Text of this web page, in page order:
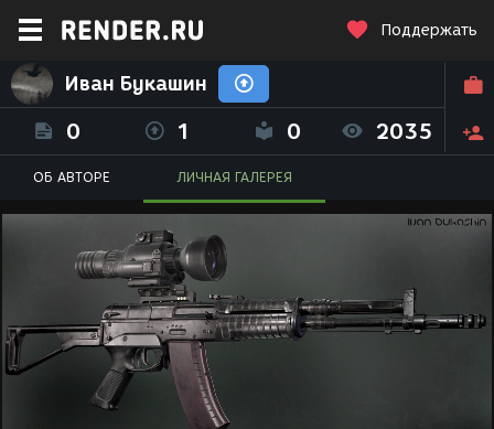
Поддержать
Иван Букашин
0 1 0 2035
ОБ АВТОРЕ ЛИЧНАЯ ГАЛЕРЕЯ